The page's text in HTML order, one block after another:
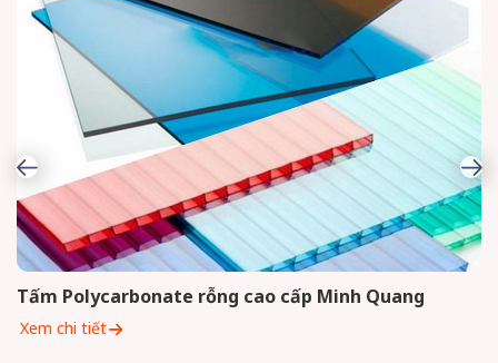
Tấm Polycarbonate rỗng cao cấp Minh Quang
Xem chi tiết